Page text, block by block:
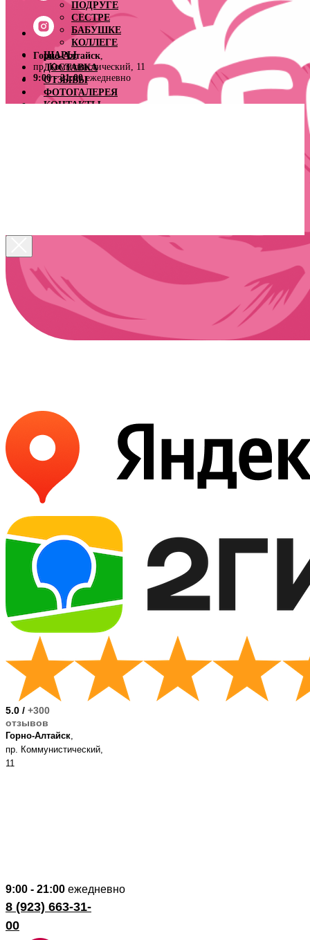
5.0 / +300
отзывов
Горно-Алтайск,
пр. Коммунистический,
11
9:00 - 21:00 ежедневно
8 (923) 663-31-
00
ПОДРУГЕ
СЕСТРЕ
БАБУШКЕ
КОЛЛЕГЕ
ШАРЫ
ДОСТАВКА
ОТЗЫВЫ
ФОТОГАЛЕРЕЯ
КОНТАКТЫ
Горно-Алтайск,
пр. Коммунистический, 11
9:00 - 21:00ежедневно
Букет
«Кату-Ярык»
Букет
«Калбак-Таш»
Букет
«Чуя и Катунь»
Букет
«Алтын-Туу»
Букет
«Плато Укок»